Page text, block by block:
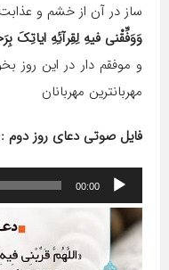
ساز در آن از خشم و عذابت
وَوَفِّقْنى فیهِ لِقِرآئِهِ ایاتِکَ
و موفقم دار در این روز
مهربانترین مهربانان
فایل صوتی دعای روز دوم :
پخش‌کننده
صوت
00:00